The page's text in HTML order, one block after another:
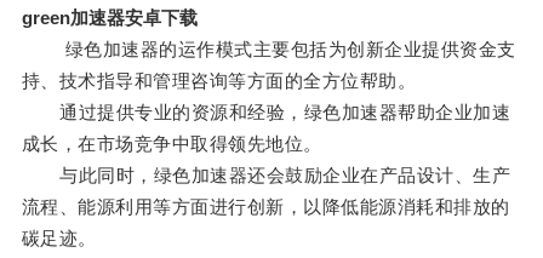
green加速器安卓下载
绿色加速器的运作模式主要包括为创新企业提供资金支
持、技术指导和管理咨询等方面的全方位帮助。
通过提供专业的资源和经验，绿色加速器帮助企业加速
成长，在市场竞争中取得领先地位。
与此同时，绿色加速器还会鼓励企业在产品设计、生产
流程、能源利用等方面进行创新，以降低能源消耗和排放的
碳足迹。